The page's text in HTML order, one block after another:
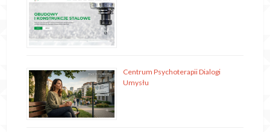
Centrum Psychoterapii Dialogi
Umysłu